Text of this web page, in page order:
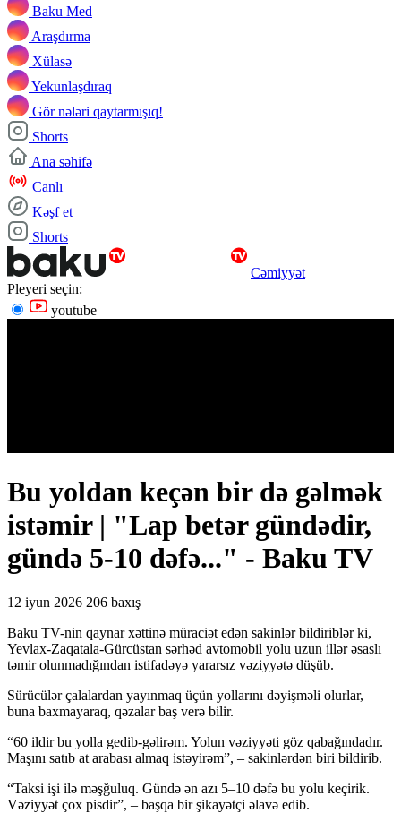
Baku Med
Araşdırma
Xülasə
Yekunlaşdıraq
Gör nələri qaytarmışıq!
Shorts
Ana səhifə
Canlı
Kəşf et
Shorts
Cəmiyyət
Pleyeri seçin:
youtube
Bu yoldan keçən bir də gəlmək
istəmir | "Lap betər gündədir,
gündə 5-10 dəfə..." - Baku TV
12 iyun 2026 206 baxış
Baku TV-nin qaynar xəttinə müraciət edən sakinlər bildiriblər ki,
Yevlax-Zaqatala-Gürcüstan sərhəd avtomobil yolu uzun illər əsaslı
təmir olunmadığından istifadəyə yararsız vəziyyətə düşüb.
Sürücülər çalalardan yayınmaq üçün yollarını dəyişməli olurlar,
buna baxmayaraq, qəzalar baş verə bilir.
“60 ildir bu yolla gedib-gəlirəm. Yolun vəziyyəti göz qabağındadır.
Maşını satıb at arabası almaq istəyirəm”, – sakinlərdən biri bildirib.
“Taksi işi ilə məşğuluq. Gündə ən azı 5–10 dəfə bu yolu keçirik.
Vəziyyət çox pisdir”, – başqa bir şikayətçi əlavə edib.